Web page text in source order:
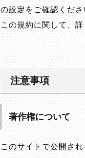
の設定をご確認くださ
この規約に関して、詳
注意事項
著作権について
このサイトで公開さ